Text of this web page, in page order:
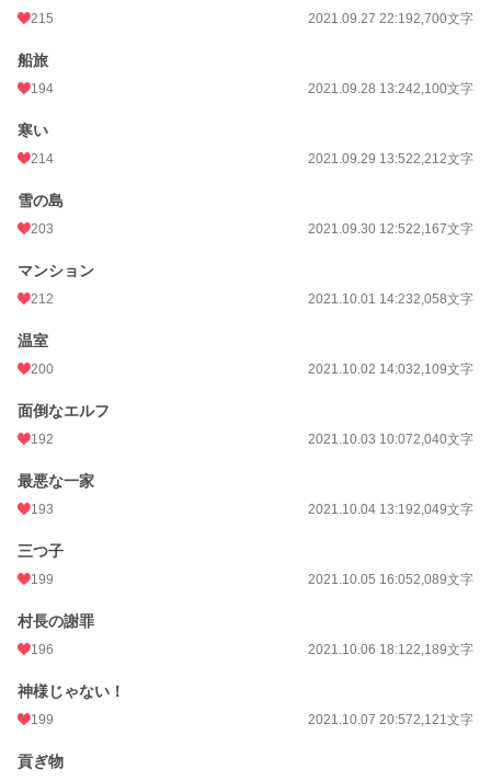
215 2021.09.27 22:192,700文字
船旅
194 2021.09.28 13:242,100文字
寒い
214 2021.09.29 13:522,212文字
雪の島
203 2021.09.30 12:522,167文字
マンション
212 2021.10.01 14:232,058文字
温室
200 2021.10.02 14:032,109文字
面倒なエルフ
192 2021.10.03 10:072,040文字
最悪な一家
193 2021.10.04 13:192,049文字
三つ子
199 2021.10.05 16:052,089文字
村長の謝罪
196 2021.10.06 18:122,189文字
神様じゃない！
199 2021.10.07 20:572,121文字
貢ぎ物